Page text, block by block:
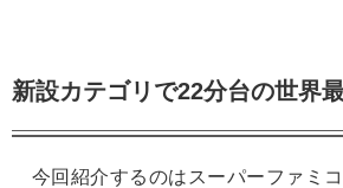
新設カテゴリで22分台の世界
今回紹介するのはスーパーファミ